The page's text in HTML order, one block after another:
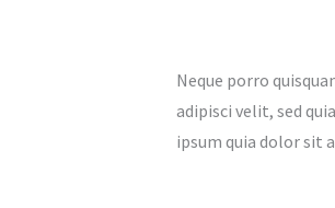
Neque porro
adipisci velit, sed
ipsum quia dolor sit